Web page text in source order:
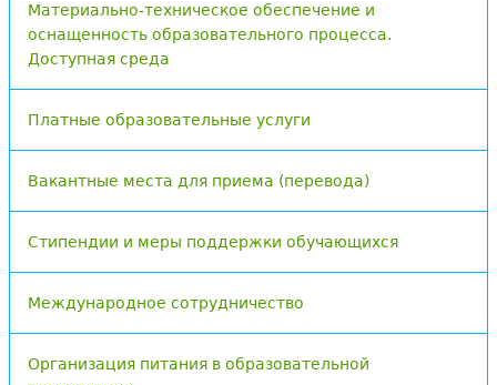
Материально-техническое обеспечение и
оснащенность образовательного процесса.
Доступная среда
Платные образовательные услуги
Вакантные места для приема (перевода)
Стипендии и меры поддержки обучающихся
Международное сотрудничество
Организация питания в образовательной